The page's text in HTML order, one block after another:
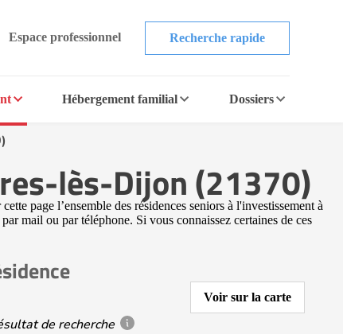
Espace professionnel Recherche rapide
Hébergement familial Dossiers
lès-Dijon (21370)
page l’ensemble des résidences seniors à l'investissement à
mail ou par téléphone. Si vous connaissez certaines de ces
de recherche
Voir sur la carte